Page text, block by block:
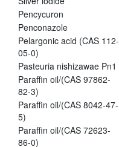
Pencycuron
Penconazole
Pelargonic acid (CAS 112-
05-0)
Pasteuria nishizawae Pn1
Paraffin oil/(CAS 97862-
82-3)
Paraffin oil/(CAS 8042-47-
5)
Paraffin oil/(CAS 72623-
86-0)